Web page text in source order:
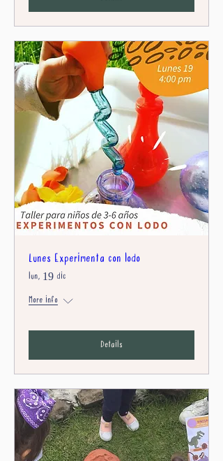
Lunes Experimenta con lodo
lun, 19 dic
More info
Details